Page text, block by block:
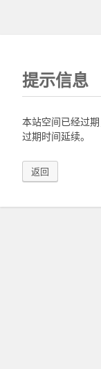
提示信息
本站空间已经过
过期时间延续。
返回